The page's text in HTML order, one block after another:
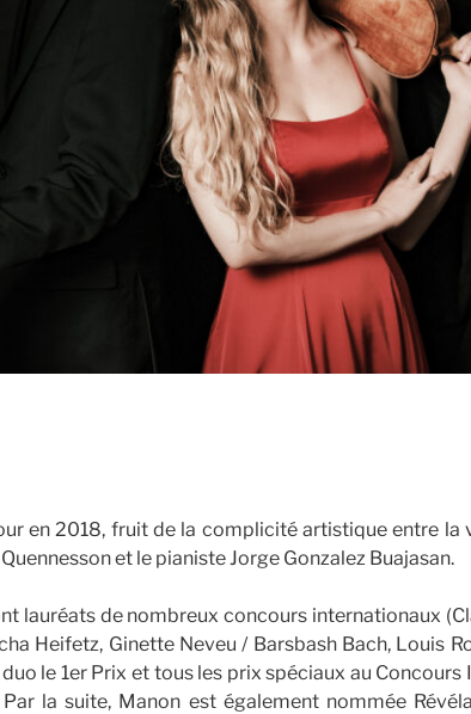
en 2018, fruit de la complicité artistique entre la
et le pianiste Jorge Gonzalez Buajasan.
lauréats de nombreux concours internationaux
Heifetz, Ginette Neveu / Barsbash Bach, Louis
le 1er Prix et tous les prix spéciaux au
la suite, Manon est également nommée